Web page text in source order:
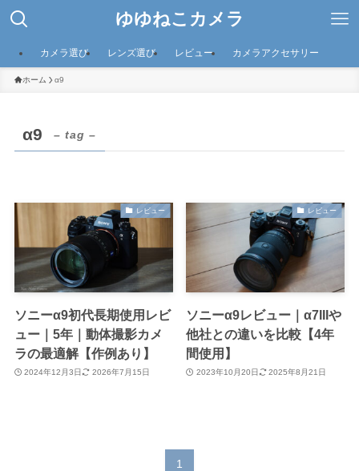
ゆゆねこカメラ
カメラ選び レンズ選び レビュー カメラアクセサリー
ホーム α9
α9 – tag –
レビュー
ソニーα9初代長期使用レビ
ュー｜5年｜動体撮影カメ
ラの最適解【作例あり】
2024年12月3日 2026年7月15日
レビュー
ソニーα9レビュー｜α7IIIや
他社との違いを比較【4年
間使用】
2023年10月20日 2025年8月21日
1